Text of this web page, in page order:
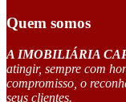
Quem somos
A IMOBILIÁRIA
atingir, sempre com
compromisso, o
seus clientes.